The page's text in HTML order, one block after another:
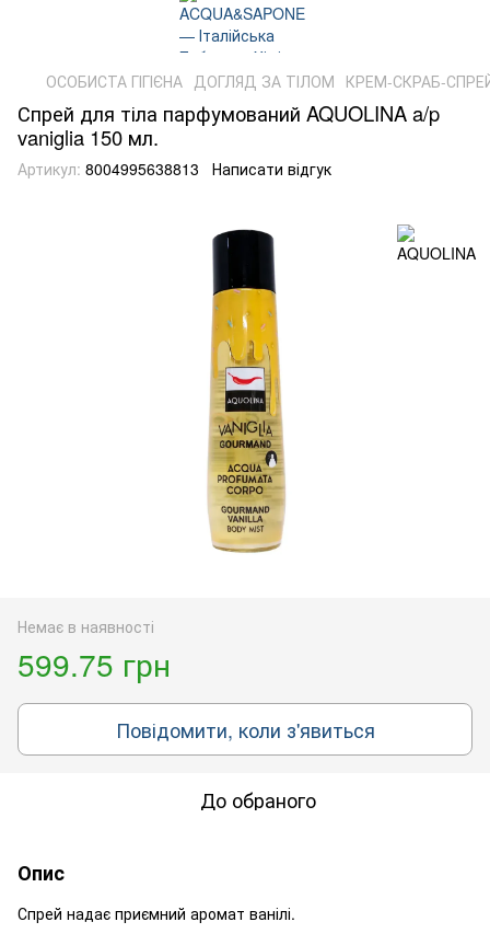
ОСОБИСТА ГІГІЄНА ДОГЛЯД ЗА ТІЛОМ КРЕМ-СКРАБ-
Спрей для тіла парфумований AQUOLINA a/p
vaniglia 150 мл.
Артикул: 8004995638813 Написати відгук
Немає в наявності
599.75 грн
Повідомити, коли з'явиться
До обраного
Опис
Спрей надає приємний аромат ванілі.